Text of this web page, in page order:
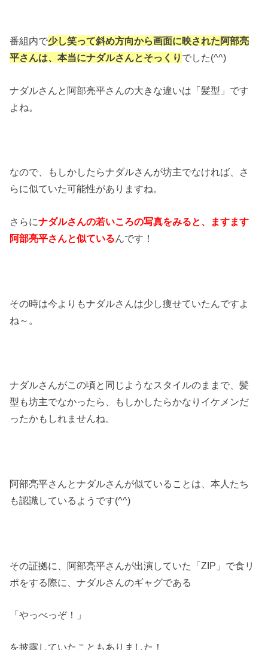
番組内で少し笑って斜め方向から画面に映された阿部亮
平さんは、本当にナダルさんとそっくり でした(^^)
ナダルさんと阿部亮平さんの大きな違いは「髪型」です
よね。
なので、もしかしたらナダルさんが坊主でなければ、さ
らに似ていた可能性がありますね。
さらにナダルさんの若いころの写真をみると、ますます
阿部亮平さんと似ているんです！
その時は今よりもナダルさんは少し痩せていたんですよ
ね～。
ナダルさんがこの頃と同じようなスタイルのままで、髪
型も坊主でなかったら、もしかしたらかなりイケメンだ
ったかもしれませんね。
阿部亮平さんとナダルさんが似ていることは、本人たち
も認識しているようです(^^)
その証拠に、阿部亮平さんが出演していた「ZIP」で食リ
ポをする際に、ナダルさんのギャグである
「やっべっぞ！」
を披露していたこともありました！